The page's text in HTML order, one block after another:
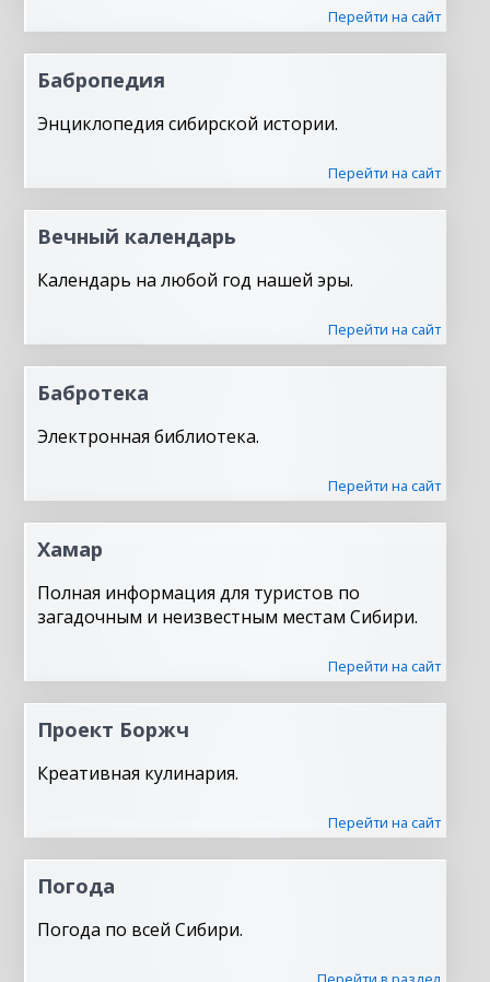
Перейти на сайт
Бабропедия
Энциклопедия сибирской истории.
Перейти на сайт
Вечный календарь
Календарь на любой год нашей эры.
Перейти на сайт
Бабротека
Электронная библиотека.
Перейти на сайт
Хамар
Полная информация для туристов по
загадочным и неизвестным местам Сибири.
Перейти на сайт
Проект Боржч
Креативная кулинария.
Перейти на сайт
Погода
Погода по всей Сибири.